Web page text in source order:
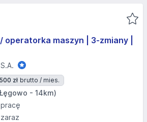
operatorka maszyn | 3-zmiany |
zł brutto / mies.
- 14km)